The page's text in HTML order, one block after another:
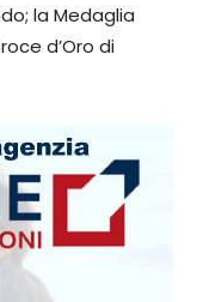
la Medaglia
d’Oro di